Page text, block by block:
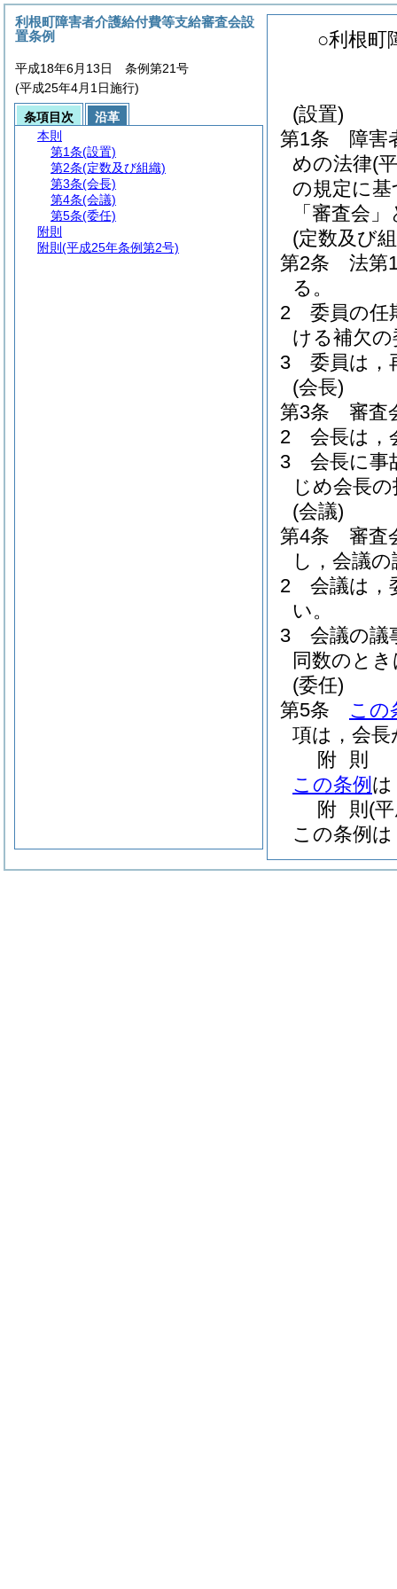
○利根町
(設置)
第1条
障害
めの法律(
の規定に基
「審査会
(定数及び
第2条
法第
る。
2
委員の任
ける補欠
3
委員は，
(会長)
第3条
審査
2
会長は，
3
会長に事
じめ会長
(会議)
第4条
審査
し，会議
2
会議は，
い。
3
会議の議
同数のと
(委任)
第5条
この
項は，会
附 則
この条例 は
附 則 (
この条例
利根町障害者介護給付費等支給審査会設
置条例
平成18年6月13日 条例第21号
(平成25年4月1日施行)
条項目次
沿革
本則
第1条(設置)
第2条(定数及び組織)
第3条(会長)
第4条(会議)
第5条(委任)
附則
附則 (平成25年条例第2号)